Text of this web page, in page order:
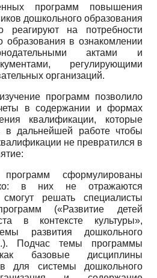
программ повышения
дошкольного образования
реагируют на потребности
образования в ознакомлении
актами и
регулирующими
организаций.
программ позволило
в содержании и формах
квалификации, которые
в дальнейшей работе чтобы
не превратился в
сформулированы
в них не отражаются
решать специалисты
(«Развитие детей
в контексте культуры»,
развития дошкольного
Подчас темы программы
базовые дисциплины
для системы дошкольного